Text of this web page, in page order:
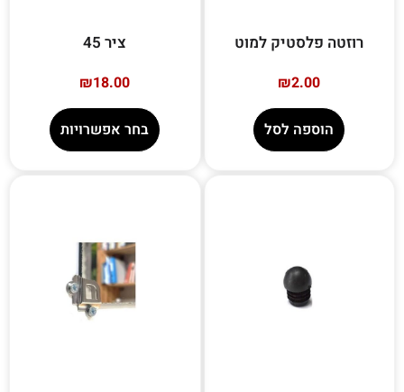
רוזטה פלסטיק למוט
₪2.00
הוספה לסל
ציר 45
₪18.00
בחר אפשרויות